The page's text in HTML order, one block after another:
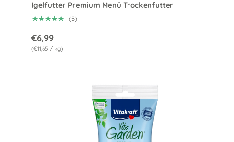
Igelfutter Premium Menü Trockenfutter
★★★★★
(5)
€6,99
Grundpreis
€11,65 / kg